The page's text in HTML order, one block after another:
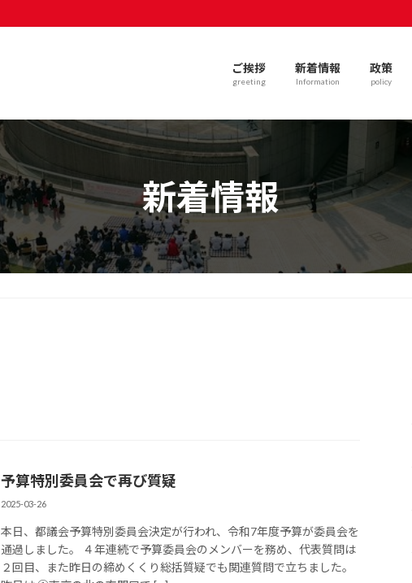
ご挨拶
greeting
新着情報
Information
政策
policy
新着情報
予算特別委員会で再び質疑
2025-03-26
本日、都議会予算特別委員会決定が行われ、令和7年度予算が委員会を
通過しました。 ４年連続で予算委員会のメンバーを務め、代表質問は
２回目、また昨日の締めくくり総括質疑でも関連質問で立ちました。